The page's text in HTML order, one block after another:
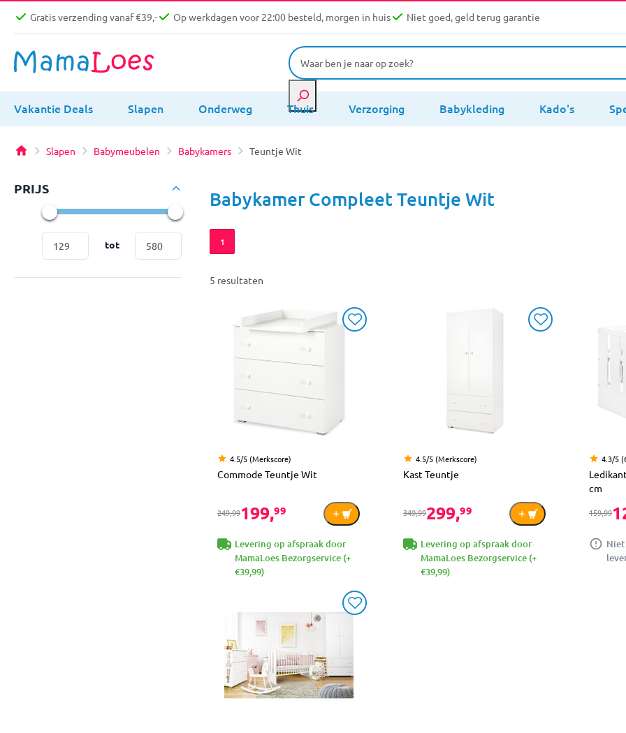
Gratis verzending vanaf €39,- Op werkdagen voor 22:00 besteld, morgen in huis Niet goed, geld terug garantie
Vakantie Deals Slapen Onderweg Thuis Verzorging Babykleding Kado's
Slapen Babymeubelen Babykamers Teuntje Wit
PRIJS
tot
Babykamer Compleet Teuntje Wit
1
5 resultaten
4.5/5 (Merkscore)
Commode Teuntje Wit
249,99199,99
Levering op afspraak door
MamaLoes Bezorgservice (+
€39,99)
4.5/5 (Merkscore)
Kast Teuntje
349,99299,99
Levering op afspraak door
MamaLoes Bezorgservice (+
€39,99)
4.3/5
cm
159,99